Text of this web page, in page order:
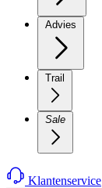
Advies
Trail
Sale
Klantenservice